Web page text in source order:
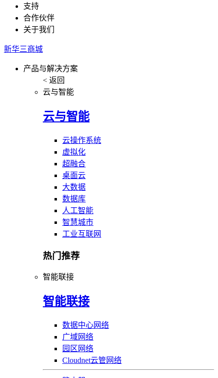
支持
合作伙伴
关于我们
新华三商城
产品与解决方案
< 返回
云与智能
云与智能
云操作系统
虚拟化
超融合
桌面云
大数据
数据库
人工智能
智慧城市
工业互联网
热门推荐
智能联接
智能联接
数据中心网络
广域网络
园区网络
Cloudnet云管网络